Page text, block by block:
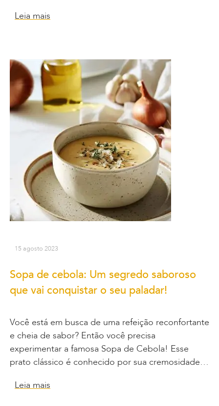
Leia mais
15 agosto 2023
Sopa de cebola: Um segredo saboroso
que vai conquistar o seu paladar!
Você está em busca de uma refeição reconfortante
e cheia de sabor? Então você precisa
experimentar a famosa Sopa de Cebola! Esse
prato clássico é conhecido por sua cremosidade…
Leia mais